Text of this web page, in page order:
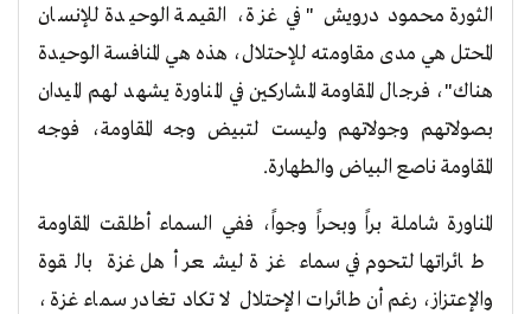
الثورة محمود درويش " في غزة، القيمة الوحيدة للإنسان
المحتل هي مدى مقاومته للإحتلال، هذه هي المنافسة الوحيدة
هناك"، فرجال المقاومة المشاركين في المناورة يشهد لهم الميدان
بصولاتهم وجولاتهم وليست لتبيض وجه المقاومة، فوجه
المقاومة ناصع البياض والطهارة.
المناورة شاملة براً وبحراً وجواً، ففي السماء أطلقت المقاومة
طائراتها لتحوم في سماء غزة ليشعر أهل غزة بالقوة
والإعتزاز، رغم أن طائرات الإحتلال لا تكاد تغادر سماء غزة،